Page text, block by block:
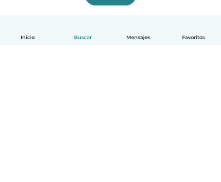
Inicio Buscar Mensajes Favoritos